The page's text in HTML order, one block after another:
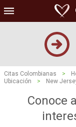
Citas Colombianas >
Ubicación
> New
Conoce